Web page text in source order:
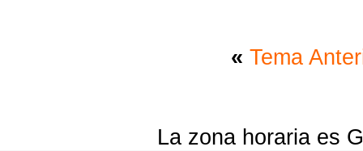
« Tema
La zona horaria es